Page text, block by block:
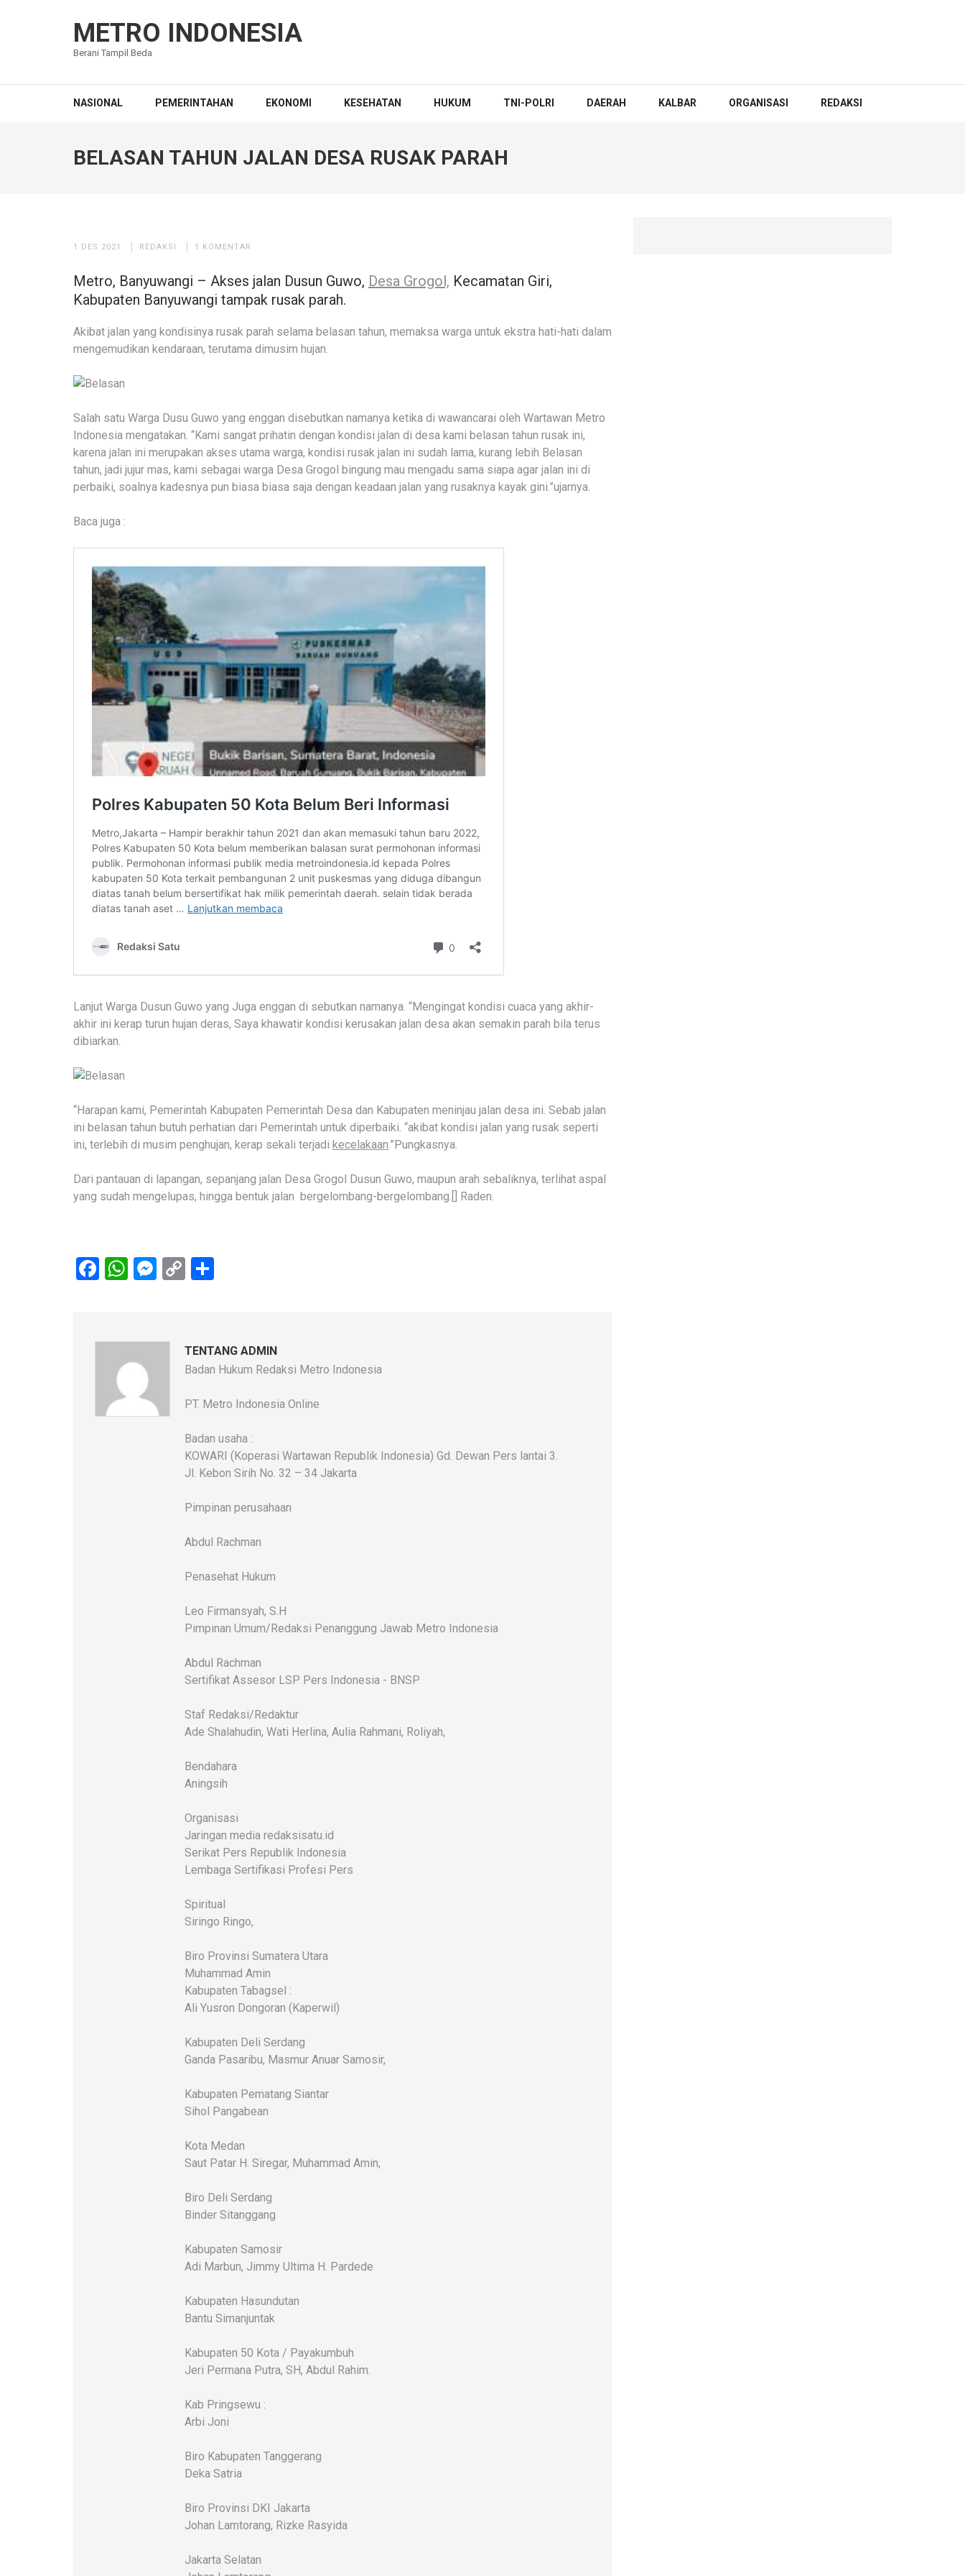
METRO INDONESIA
Berani Tampil Beda
NASIONAL PEMERINTAHAN EKONOMI KESEHATAN HUKUM TNI-POLRI DAERAH KALBAR ORGANISASI REDAKSI
BELASAN TAHUN JALAN DESA RUSAK PARAH
1 DES 2021 REDAKSI 1 KOMENTAR
Metro, Banyuwangi – Akses jalan Dusun Guwo, Desa Grogol, Kecamatan Giri,
Kabupaten Banyuwangi tampak rusak parah.
Akibat jalan yang kondisinya rusak parah selama belasan tahun, memaksa warga untuk ekstra hati-hati dalam
mengemudikan kendaraan, terutama dimusim hujan.
Salah satu Warga Dusu Guwo yang enggan disebutkan namanya ketika di wawancarai oleh Wartawan Metro
Indonesia mengatakan. “Kami sangat prihatin dengan kondisi jalan di desa kami belasan tahun rusak ini,
karena jalan ini merupakan akses utama warga, kondisi rusak jalan ini sudah lama, kurang lebih Belasan
tahun, jadi jujur mas, kami sebagai warga Desa Grogol bingung mau mengadu sama siapa agar jalan ini di
perbaiki, soalnya kadesnya pun biasa biasa saja dengan keadaan jalan yang rusaknya kayak gini.”ujarnya.
Baca juga :
Lanjut Warga Dusun Guwo yang Juga enggan di sebutkan namanya. “Mengingat kondisi cuaca yang akhir-
akhir ini kerap turun hujan deras, Saya khawatir kondisi kerusakan jalan desa akan semakin parah bila terus
dibiarkan.
“Harapan kami, Pemerintah Kabupaten Pemerintah Desa dan Kabupaten meninjau jalan desa ini. Sebab jalan
ini belasan tahun butuh perhatian dari Pemerintah untuk diperbaiki. “akibat kondisi jalan yang rusak seperti
ini, terlebih di musim penghujan, kerap sekali terjadi kecelakaan .”Pungkasnya.
Dari pantauan di lapangan, sepanjang jalan Desa Grogol Dusun Guwo, maupun arah sebaliknya, terlihat aspal
yang sudah mengelupas, hingga bentuk jalan bergelombang-bergelombang.[] Raden.
Facebook
WhatsApp
Messenger
Copy
TENTANG ADMIN
Badan Hukum Redaksi Metro Indonesia
PT. Metro Indonesia Online
Badan usaha :
KOWARI (Koperasi Wartawan Republik Indonesia) Gd. Dewan Pers lantai 3.
Jl. Kebon Sirih No. 32 – 34 Jakarta
Pimpinan perusahaan
Abdul Rachman
Penasehat Hukum
Leo Firmansyah, S.H
Pimpinan Umum/Redaksi Penanggung Jawab Metro Indonesia
Abdul Rachman
Sertifikat Assesor LSP Pers Indonesia - BNSP
Staf Redaksi/Redaktur
Ade Shalahudin, Wati Herlina, Aulia Rahmani, Roliyah,
Bendahara
Aningsih
Organisasi
Jaringan media redaksisatu.id
Serikat Pers Republik Indonesia
Lembaga Sertifikasi Profesi Pers
Spiritual
Siringo Ringo,
Biro Provinsi Sumatera Utara
Muhammad Amin
Kabupaten Tabagsel :
Ali Yusron Dongoran (Kaperwil)
Kabupaten Deli Serdang
Ganda Pasaribu, Masmur Anuar Samosir,
Kabupaten Pematang Siantar
Sihol Pangabean
Kota Medan
Saut Patar H. Siregar, Muhammad Amin,
Biro Deli Serdang
Binder Sitanggang
Kabupaten Samosir
Adi Marbun, Jimmy Ultima H. Pardede
Kabupaten Hasundutan
Bantu Simanjuntak
Kabupaten 50 Kota / Payakumbuh
Jeri Permana Putra, SH, Abdul Rahim.
Kab Pringsewu :
Arbi Joni
Biro Kabupaten Tanggerang
Deka Satria
Biro Provinsi DKI Jakarta
Johan Lamtorang, Rizke Rasyida
Jakarta Selatan